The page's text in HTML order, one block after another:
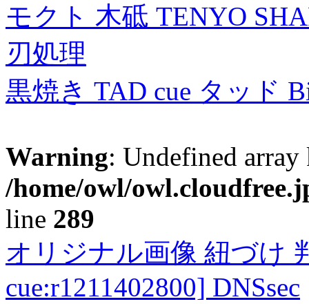
モクト 木砥 TENYO
刃処理
黒焼き TAD cue タッド
Warning: Undefined
/home/owl/
line 289
オリジナル画像 紐づけ
cue:r1211402800] DNSsec